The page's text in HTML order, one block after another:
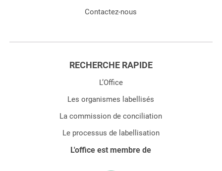
Contactez-nous
RECHERCHE RAPIDE
L’Office
Les organismes labellisés
La commission de conciliation
Le processus de labellisation
L'office est membre de